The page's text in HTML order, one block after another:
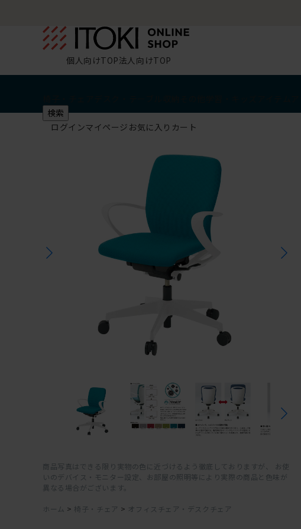
個人向けTOP法人向けTOP
検索
ログインマイページ お気に入り カート
商品写真はできる限り実物の色に近づけるよう徹底しておりますが、 お使
いのデバイス・モニター設定、お部屋の照明等により実際の商品と色味が
異なる場合がございます。
ホーム > 椅子・チェア > オフィスチェア・デスクチェア